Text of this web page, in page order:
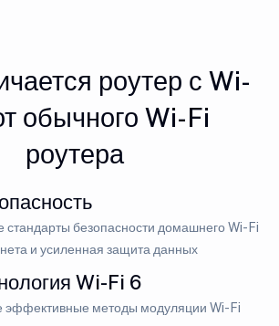
роутер с Wi-
обычного Wi-Fi
роутера
стандарты безопасности домашнего Wi-Fi
и усиленная защита данных
Wi-Fi 6
эффективные методы модуляции Wi-Fi